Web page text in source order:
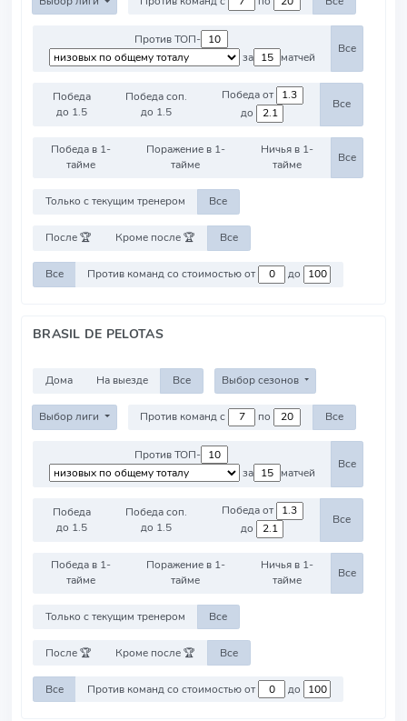
Против ТОП-
за
матчей
Все
Победа
до 1.5
Победа соп.
до 1.5
Победа от
до
Все
Победа в 1-
тайме
Поражение в 1-
тайме
Ничья в 1-
тайме
Все
Только с текущим тренером Все
После 🏆 Кроме после 🏆 Все
Все Против команд со стоимостью от до
BRASIL DE PELOTAS
Дома На выезде Все Выбор сезонов
Выбор лиги Против команд с по Все
Против ТОП-
за
матчей
Все
Победа
до 1.5
Победа соп.
до 1.5
Победа от
до
Все
Победа в 1-
тайме
Поражение в 1-
тайме
Ничья в 1-
тайме
Все
Только с текущим тренером Все
После 🏆 Кроме после 🏆 Все
Все Против команд со стоимостью от до